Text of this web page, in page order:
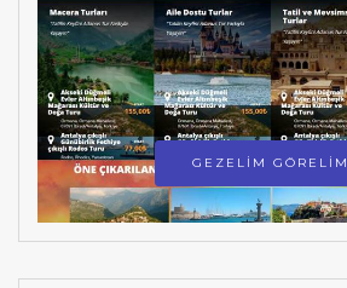
GEZELİM GÖRELİM